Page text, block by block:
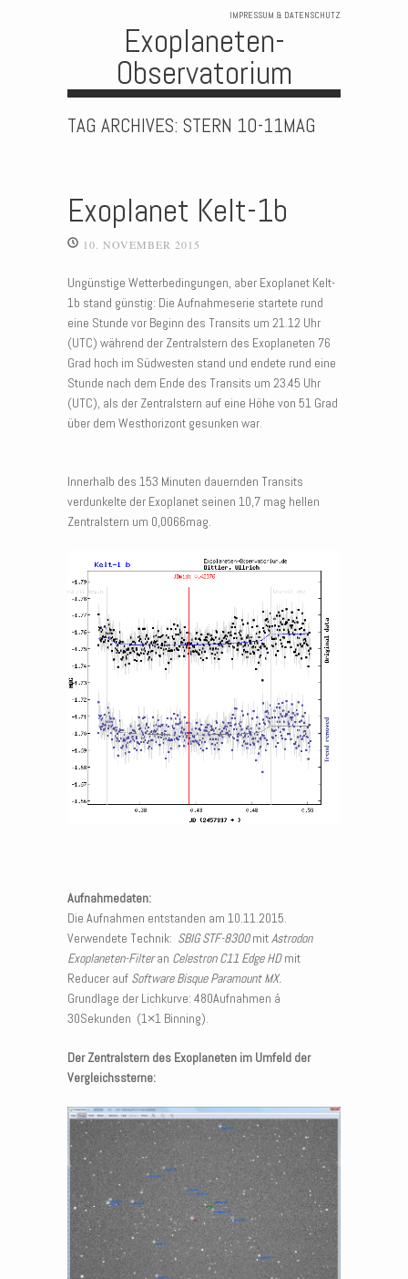
IMPRESSUM & DATENSCHUTZ
Exoplaneten-
Observatorium
TAG ARCHIVES: STERN 10-11MAG
Exoplanet Kelt-1b
10. NOVEMBER 2015
Ungünstige Wetterbedingungen, aber Exoplanet Kelt-
1b stand günstig: Die Aufnahmeserie startete rund
eine Stunde vor Beginn des Transits um 21.12 Uhr
(UTC) während der Zentralstern des Exoplaneten 76
Grad hoch im Südwesten stand und endete rund eine
Stunde nach dem Ende des Transits um 23.45 Uhr
(UTC), als der Zentralstern auf eine Höhe von 51 Grad
über dem Westhorizont gesunken war.
Innerhalb des 153 Minuten dauernden Transits
verdunkelte der Exoplanet seinen 10,7 mag hellen
Zentralstern um 0,0066mag.
Aufnahmedaten:
Die Aufnahmen entstanden am 10.11.2015.
Verwendete Technik: SBIG STF-8300mit Astrodon
Exoplaneten-Filteran Celestron C11 Edge HDmit
Reducer auf Software Bisque Paramount MX.
Grundlage der Lichkurve: 480Aufnahmen á
30Sekunden (1×1 Binning).
Der Zentralstern des Exoplaneten im Umfeld der
Vergleichssterne: